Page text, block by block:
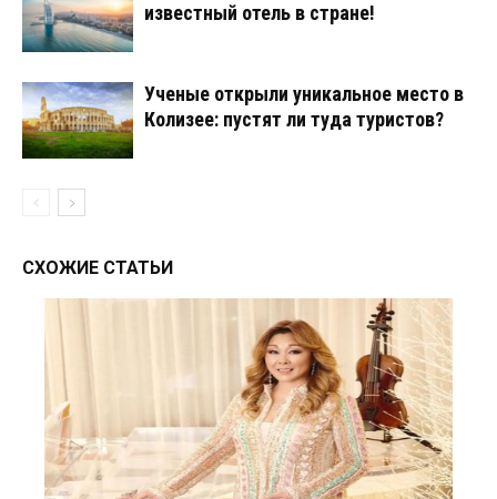
известный отель в стране!
Ученые открыли уникальное место в
Колизее: пустят ли туда туристов?
СХОЖИЕ СТАТЬИ